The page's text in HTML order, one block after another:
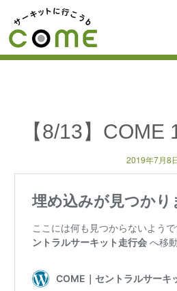
【8/13】COME
2019年7月8